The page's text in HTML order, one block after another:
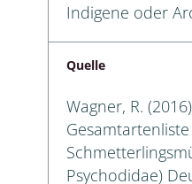
Indigene oder
Quelle
Wagner, R.
Psychodidae)